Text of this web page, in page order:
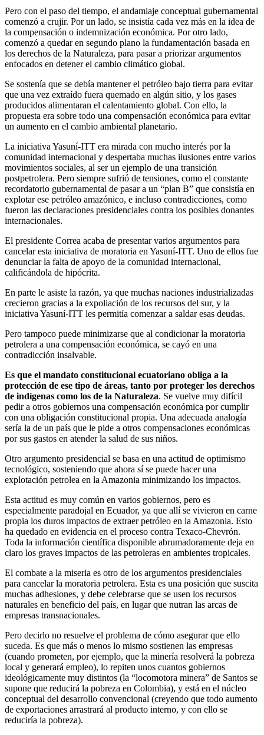
Pero con el paso del tiempo, el andamiaje conceptual gubernamental
comenzó a crujir. Por un lado, se insistía cada vez más en la idea de
la compensación o indemnización económica. Por otro lado,
comenzó a quedar en segundo plano la fundamentación basada en
los derechos de la Naturaleza, para pasar a priorizar argumentos
enfocados en detener el cambio climático global.
Se sostenía que se debía mantener el petróleo bajo tierra para evitar
que una vez extraído fuera quemado en algún sitio, y los gases
producidos alimentaran el calentamiento global. Con ello, la
propuesta era sobre todo una compensación económica para evitar
un aumento en el cambio ambiental planetario.
La iniciativa Yasuní-ITT era mirada con mucho interés por la
comunidad internacional y despertaba muchas ilusiones entre varios
movimientos sociales, al ser un ejemplo de una transición
postpetrolera. Pero siempre sufrió de tensiones, como el constante
recordatorio gubernamental de pasar a un “plan B” que consistía en
explotar ese petróleo amazónico, e incluso contradicciones, como
fueron las declaraciones presidenciales contra los posibles donantes
internacionales.
El presidente Correa acaba de presentar varios argumentos para
cancelar esta iniciativa de moratoria en Yasuní-ITT. Uno de ellos fue
denunciar la falta de apoyo de la comunidad internacional,
calificándola de hipócrita.
En parte le asiste la razón, ya que muchas naciones industrializadas
crecieron gracias a la expoliación de los recursos del sur, y la
iniciativa Yasuní-ITT les permitía comenzar a saldar esas deudas.
Pero tampoco puede minimizarse que al condicionar la moratoria
petrolera a una compensación económica, se cayó en una
contradicción insalvable.
Es que el mandato constitucional ecuatoriano obliga a la
protección de ese tipo de áreas, tanto por proteger los derechos
de indígenas como los de la Naturaleza. Se vuelve muy difícil
pedir a otros gobiernos una compensación económica por cumplir
con una obligación constitucional propia. Una adecuada analogía
sería la de un país que le pide a otros compensaciones económicas
por sus gastos en atender la salud de sus niños.
Otro argumento presidencial se basa en una actitud de optimismo
tecnológico, sosteniendo que ahora sí se puede hacer una
explotación petrolea en la Amazonia minimizando los impactos.
Esta actitud es muy común en varios gobiernos, pero es
especialmente paradojal en Ecuador, ya que allí se vivieron en carne
propia los duros impactos de extraer petróleo en la Amazonia. Esto
ha quedado en evidencia en el proceso contra Texaco-Chevrón.
Toda la información científica disponible abrumadoramente deja en
claro los graves impactos de las petroleras en ambientes tropicales.
El combate a la miseria es otro de los argumentos presidenciales
para cancelar la moratoria petrolera. Esta es una posición que suscita
muchas adhesiones, y debe celebrarse que se usen los recursos
naturales en beneficio del país, en lugar que nutran las arcas de
empresas transnacionales.
Pero decirlo no resuelve el problema de cómo asegurar que ello
suceda. Es que más o menos lo mismo sostienen las empresas
(cuando prometen, por ejemplo, que la minería resolverá la pobreza
local y generará empleo), lo repiten unos cuantos gobiernos
ideológicamente muy distintos (la “locomotora minera” de Santos se
supone que reducirá la pobreza en Colombia), y está en el núcleo
conceptual del desarrollo convencional (creyendo que todo aumento
de exportaciones arrastrará al producto interno, y con ello se
reduciría la pobreza).